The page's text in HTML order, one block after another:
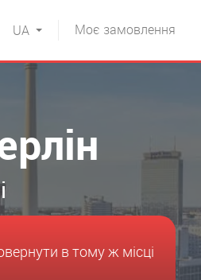
Моє замовлення
UA
в тому ж місці